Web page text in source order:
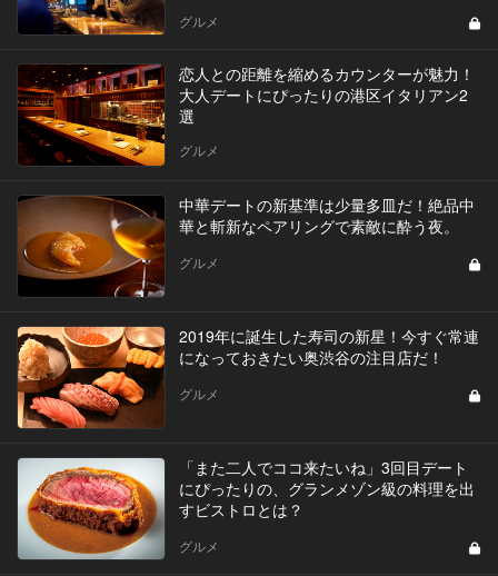
グルメ
恋人との距離を縮めるカウンターが魅力！
大人デートにぴったりの港区イタリアン2
選
グルメ
中華デートの新基準は少量多皿だ！絶品中
華と斬新なペアリングで素敵に酔う夜。
グルメ
2019年に誕生した寿司の新星！今すぐ常連
になっておきたい奥渋谷の注目店だ！
グルメ
「また二人でココ来たいね」3回目デート
にぴったりの、グランメゾン級の料理を出
すビストロとは？
グルメ